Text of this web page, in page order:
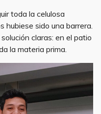
toda la celulosa
hubiese sido una barrera.
claras: en el patio
la materia prima.